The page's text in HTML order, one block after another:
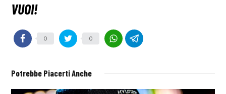
0 0
Potrebbe Piacerti Anche